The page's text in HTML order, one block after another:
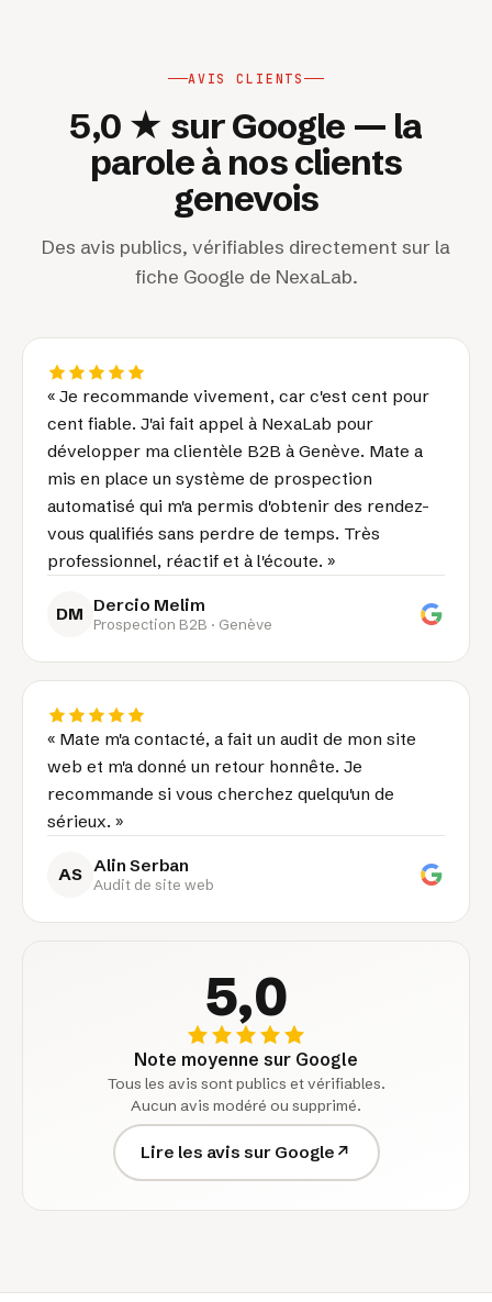
AVIS CLIENTS
5,0 ★ sur Google — la
parole à nos clients
genevois
Des avis publics, vérifiables directement sur la
fiche Google de NexaLab.
« Je recommande vivement, car c'est cent pour
cent fiable. J'ai fait appel à NexaLab pour
développer ma clientèle B2B à Genève. Mate a
mis en place un système de prospection
automatisé qui m'a permis d'obtenir des rendez-
vous qualifiés sans perdre de temps. Très
professionnel, réactif et à l'écoute. »
DM Dercio Melim
Prospection B2B · Genève
« Mate m'a contacté, a fait un audit de mon site
web et m'a donné un retour honnête. Je
recommande si vous cherchez quelqu'un de
sérieux. »
AS Alin Serban
Audit de site web
5,0
Note moyenne sur Google
Tous les avis sont publics et vérifiables.
Aucun avis modéré ou supprimé.
Lire les avis sur Google ↗